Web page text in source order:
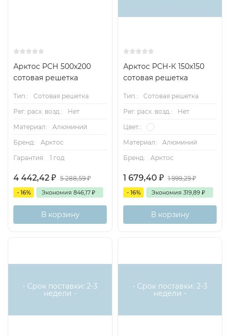
Арктос РСН 500x200
сотовая решетка
Тип.:
Сотовая решетка
Рег. расх. возд.:
Нет
Материал:
Алюминий
Бренд:
Арктос
Гарантия:
1 год
4 442,42 ₽ 5 288,59₽
- 16% Экономия 846,17 ₽
В корзину
Арктос РСН-К 150х150
сотовая решетка
Тип.:
Сотовая решетка
Рег. расх. возд.:
Нет
Цвет.:
Материал:
Алюминий
Бренд:
Арктос
1 679,40 ₽ 1 999,29₽
- 16% Экономия 319,89 ₽
В корзину
- Срок поставки: 2-3
недели -
- Срок поставки: 2-3
недели -